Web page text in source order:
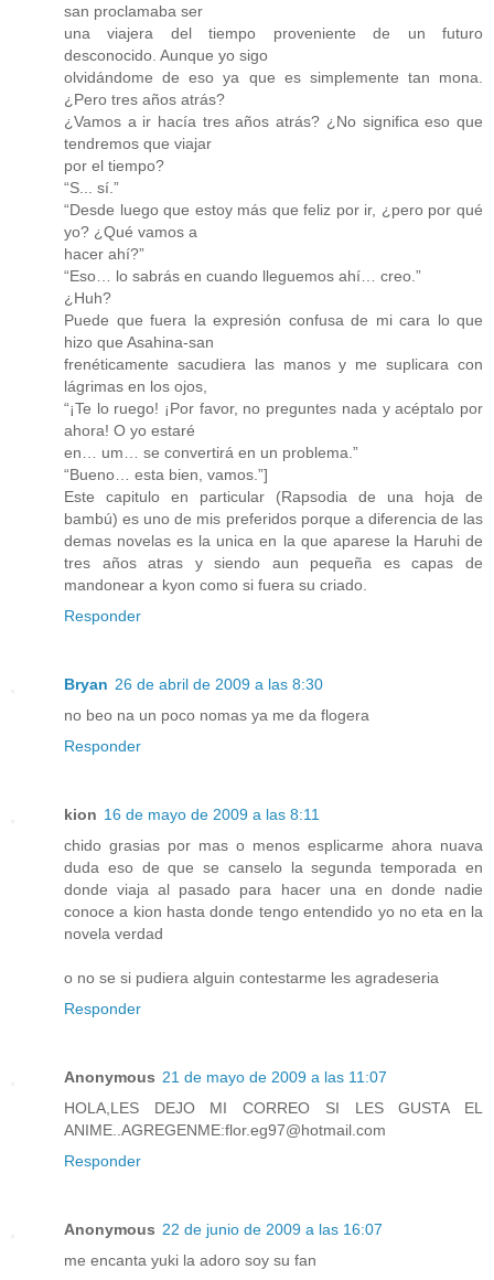
san proclamaba ser
una viajera del tiempo proveniente de un futuro
desconocido. Aunque yo sigo
olvidándome de eso ya que es simplemente tan mona.
¿Pero tres años atrás?
¿Vamos a ir hacía tres años atrás? ¿No significa eso que
tendremos que viajar
por el tiempo?
“S... sí.”
“Desde luego que estoy más que feliz por ir, ¿pero por qué
yo? ¿Qué vamos a
hacer ahí?”
“Eso… lo sabrás en cuando lleguemos ahí… creo.”
¿Huh?
Puede que fuera la expresión confusa de mi cara lo que
hizo que Asahina-san
frenéticamente sacudiera las manos y me suplicara con
lágrimas en los ojos,
“¡Te lo ruego! ¡Por favor, no preguntes nada y acéptalo por
ahora! O yo estaré
en… um… se convertirá en un problema.”
“Bueno… esta bien, vamos.”]
Este capitulo en particular (Rapsodia de una hoja de
bambú) es uno de mis preferidos porque a diferencia de las
demas novelas es la unica en la que aparese la Haruhi de
tres años atras y siendo aun pequeña es capas de
mandonear a kyon como si fuera su criado.
Responder
Bryan 26 de abril de 2009 a las 8:30
no beo na un poco nomas ya me da flogera
Responder
kion 16 de mayo de 2009 a las 8:11
chido grasias por mas o menos esplicarme ahora nuava
duda eso de que se canselo la segunda temporada en
donde viaja al pasado para hacer una en donde nadie
conoce a kion hasta donde tengo entendido yo no eta en la
novela verdad
o no se si pudiera alguin contestarme les agradeseria
Responder
Anonymous 21 de mayo de 2009 a las 11:07
HOLA,LES DEJO MI CORREO SI LES GUSTA EL
ANIME..AGREGENME:flor.eg97@hotmail.com
Responder
Anonymous 22 de junio de 2009 a las 16:07
me encanta yuki la adoro soy su fan